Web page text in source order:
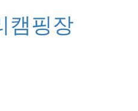
캠핑장